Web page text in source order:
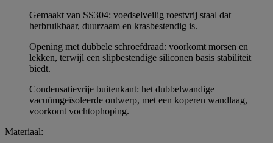
Gemaakt van SS304: voedselveilig roestvrij staal dat
herbruikbaar, duurzaam en krasbestendig is.
Opening met dubbele schroefdraad: voorkomt morsen en
lekken, terwijl een slipbestendige siliconen basis stabiliteit
biedt.
Condensatievrije buitenkant: het dubbelwandige
vacuümgeïsoleerde ontwerp, met een koperen wandlaag,
voorkomt vochtophoping.
Materiaal: